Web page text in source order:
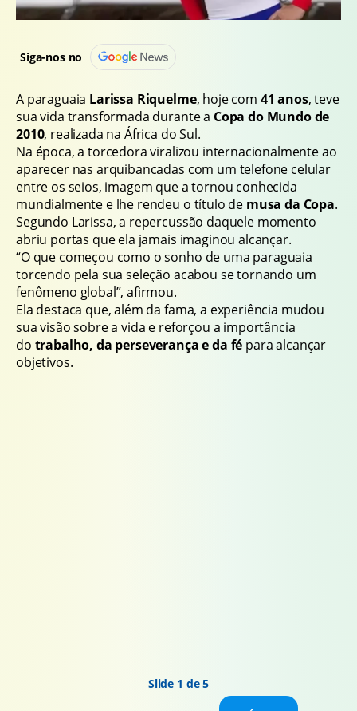
Siga-nos no
A paraguaia Larissa Riquelme, hoje com 41 anos, teve
sua vida transformada durante a Copa do Mundo de
2010, realizada na África do Sul.
Na época, a torcedora viralizou internacionalmente ao
aparecer nas arquibancadas com um telefone celular
entre os seios, imagem que a tornou conhecida
mundialmente e lhe rendeu o título de musa da Copa.
Segundo Larissa, a repercussão daquele momento
abriu portas que ela jamais imaginou alcançar.
“O que começou como o sonho de uma paraguaia
torcendo pela sua seleção acabou se tornando um
fenômeno global”, afirmou.
Ela destaca que, além da fama, a experiência mudou
sua visão sobre a vida e reforçou a importância
do trabalho, da perseverança e da fé para alcançar
objetivos.
Slide 1 de 5